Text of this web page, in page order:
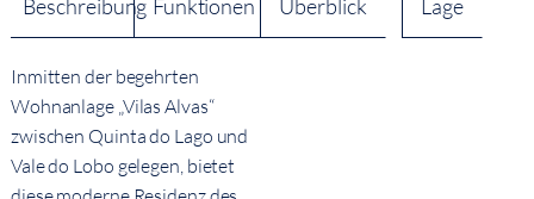
Beschreibung Funktionen Überblick Lage
Inmitten der begehrten
Wohnanlage „Vilas Alvas“
zwischen Quinta do Lago und
Vale do Lobo gelegen, bietet